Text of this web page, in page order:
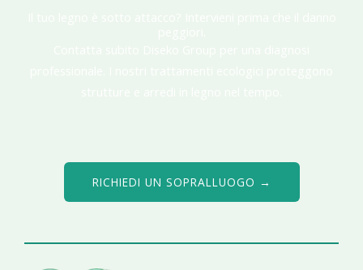
RICHIEDI UN SOPRALLUOGO →